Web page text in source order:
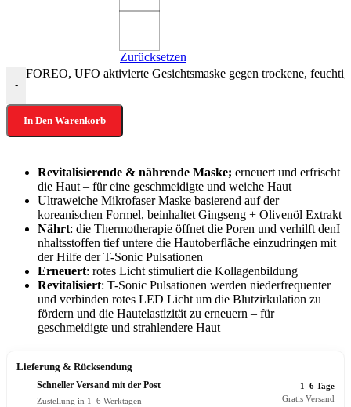
Zurücksetzen
-
FOREO, UFO aktivierte Gesichtsmaske gegen trockene,
In Den Warenkorb
Revitalisierende & nährende Maske; erneuert und erfrischt
die Haut – für eine geschmeidigte und weiche Haut
Ultraweiche Mikrofaser Maske basierend auf der
koreanischen Formel, beinhaltet Gingseng + Olivenöl Extrakt
Nährt: die Thermotherapie öffnet die Poren und verhilft denI
nhaltsstoffen tief untere die Hautoberfläche einzudringen mit
der Hilfe der T-Sonic Pulsationen
Erneuert: rotes Licht stimuliert die Kollagenbildung
Revitalisiert: T-Sonic Pulsationen werden niederfrequenter
und verbinden rotes LED Licht um die Blutzirkulation zu
fördern und die Hautelastizität zu erneuern – für
geschmeidigte und strahlendere Haut
Lieferung & Rücksendung
Schneller Versand mit der Post
Zustellung in 1–6 Werktagen
1–6 Tage
Gratis Versand